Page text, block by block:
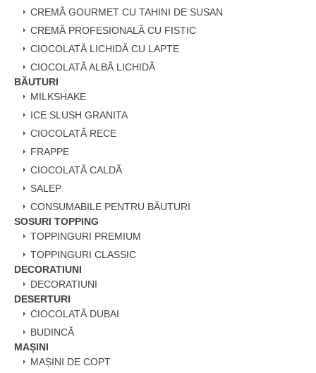
CREMĂ GOURMET CU TAHINI DE SUSAN
CREMĂ PROFESIONALĂ CU FISTIC
CIOCOLATĂ LICHIDĂ CU LAPTE
CIOCOLATĂ ALBĂ LICHIDĂ
BĂUTURI
MILKSHAKE
ICE SLUSH GRANITA
CIOCOLATĂ RECE
FRAPPE
CIOCOLATĂ CALDĂ
SALEP
CONSUMABILE PENTRU BĂUTURI
SOSURI TOPPING
TOPPINGURI PREMIUM
TOPPINGURI CLASSIC
DECORATIUNI
DECORATIUNI
DESERTURI
CIOCOLATĂ DUBAI
BUDINCĂ
MAȘINI
MAȘINI DE COPT